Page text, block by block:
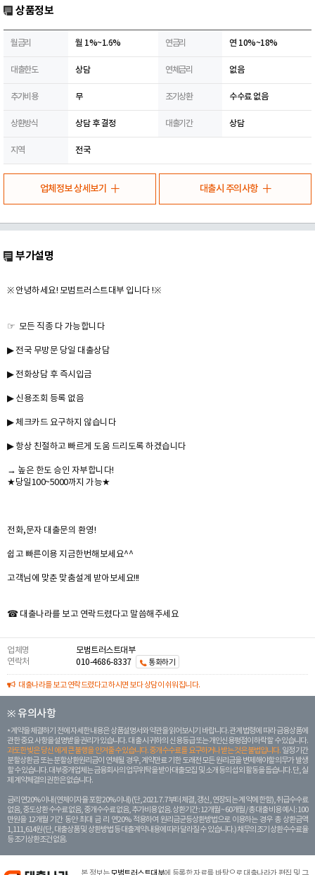
상품정보
월금리 월 1%~1.6% 연금리 연 10%~18%
대출한도 상담 연체금리 없음
추가비용 무 조기상환 수수료 없음
상환방식 상담 후 결정 대출기간 상담
지역 전국
업체정보 상세보기 대출시 주의사항
부가설명
※ 안녕하세요! 모범트러스트대부 입니다 !※
☞ 모든 직종 다 가능합니다
▶ 전국 무방문 당일 대출상담
▶ 전화상담 후 즉시입금
▶ 신용조회 등록 없음
▶ 체크카드 요구하지 않습니다
▶ 항상 친절하고 빠르게 도움 드리도록 하겠습니다
→ 높은 한도 승인 자부합니다!
★당일100~5000까지 가능★
전화,문자 대출문의 환영!
쉽고 빠른이용 지금한번해보세요^^
고객님에 맞춘 맞춤설계 받아보세요!!!
☎ 대출나라를 보고 연락드렸다고 말씀해주세요
업체명
모범트러스트대부
연락처
010-4686-8337 통화하기
대출나라를 보고 연락드렸다고 하시면 보다 상담이 쉬워집니다.
※ 유의사항
계약을 체결하기 전에 자세한 내용은 상품설명서와 약관을 읽어보시기 바랍니다. 관계 법령에 따라 금융상품에
관한 중요 사항을 설명받을 권리가 있습니다. 대 출 시 귀하의 신용등급 또는 개인신용평점이 하락할 수 있습니다.
과도한 빚은 당신 에게 큰 불행을 안겨줄 수 있습니다. 중개수수료를 요구하거나 받는 것은 불법입니다. 일정 기간
분할상환금 또는 분할상환원리금이 연체될 경우, 계약만료 기한 도래전 모든 원리금을 변제해야할 의무가 발생
할 수 있습니다. 대부중개업체는 금융회사의 업무위탁을 받아 대출모집 및 소개 등의 섭외 활동을 돕습니다. 단, 실
제 계약체결의 권한은 없습니다.
금리 연20% 이내 (연체이자율 포함 20% 이내) (단, 2021. 7. 7부터 체결, 갱신, 연장되는 계 약에 한함), 취급수수료
없음, 중도상환 수수료 없음, 중개수수료 없음, 추가비용 없음. 상환기간 : 12개월 ~ 60개월 / 총 대출 비용 예시 : 100
만원을 12개월 기간 동안 최대 금 리 연20% 적용하여 원리금균등상환방법으로 이용하는 경우 총 상환금액
1,111,614원 (단, 대출상품 및 상환방법 등 대출계약 내용에 따라 달라질 수 있습니다.) 채무의 조기 상환수수료율
등 조기상환조건 없음.